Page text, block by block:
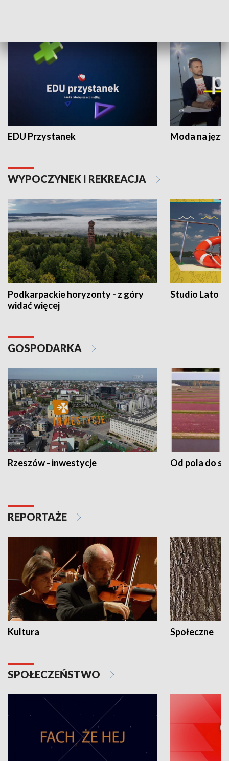
EDU Przystanek Moda na
WYPOCZYNEK I REKREACJA
Podkarpackie horyzonty - z góry
widać więcej
Studio Lato
GOSPODARKA
Rzeszów - inwestycje Od pola do
REPORTAŻE
Kultura Społeczne
SPOŁECZEŃSTWO